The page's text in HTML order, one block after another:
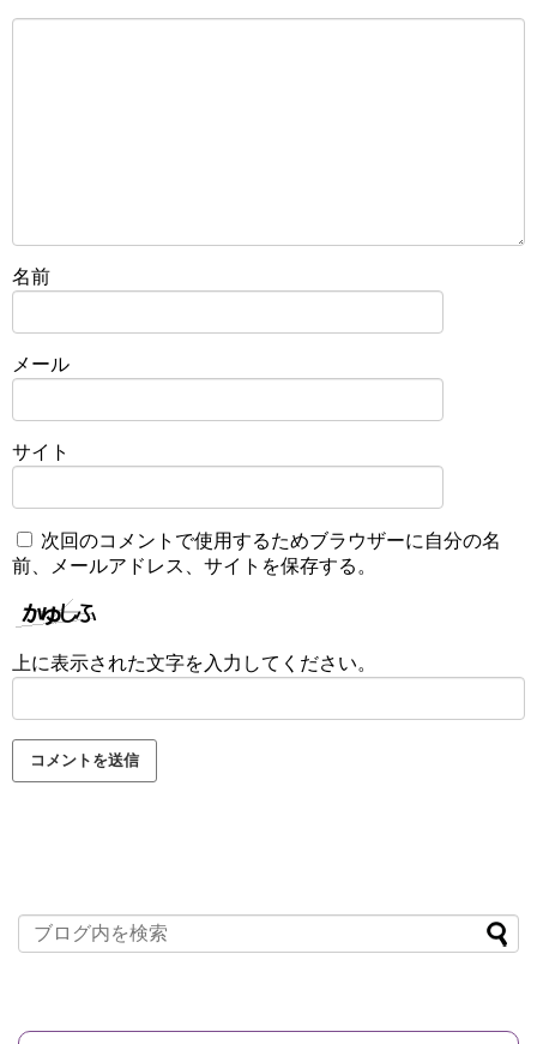
名前
メール
サイト
次回のコメントで使用するためブラウザーに自分の名
前、メールアドレス、サイトを保存する。
上に表示された文字を入力してください。